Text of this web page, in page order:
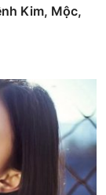
Kim, Mộc,